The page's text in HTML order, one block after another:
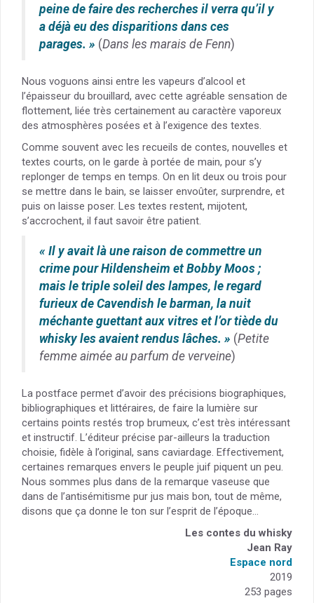
peine de faire des recherches il verra qu’il y
a déjà eu des disparitions dans ces
parages. » (Dans les marais de Fenn)
Nous voguons ainsi entre les vapeurs d’alcool et
l’épaisseur du brouillard, avec cette agréable sensation de
flottement, liée très certainement au caractère vaporeux
des atmosphères posées et à l’exigence des textes.
Comme souvent avec les recueils de contes, nouvelles et
textes courts, on le garde à portée de main, pour s’y
replonger de temps en temps. On en lit deux ou trois pour
se mettre dans le bain, se laisser envoûter, surprendre, et
puis on laisse poser. Les textes restent, mijotent,
s’accrochent, il faut savoir être patient.
« Il y avait là une raison de commettre un
crime pour Hildensheim et Bobby Moos ;
mais le triple soleil des lampes, le regard
furieux de Cavendish le barman, la nuit
méchante guettant aux vitres et l’or tiède du
whisky les avaient rendus lâches. » (Petite
femme aimée au parfum de verveine)
La postface permet d’avoir des précisions biographiques,
bibliographiques et littéraires, de faire la lumière sur
certains points restés trop brumeux, c’est très intéressant
et instructif. L’éditeur précise par-ailleurs la traduction
choisie, fidèle à l’original, sans caviardage. Effectivement,
certaines remarques envers le peuple juif piquent un peu.
Nous sommes plus dans de la remarque vaseuse que
dans de l’antisémitisme pur jus mais bon, tout de même,
disons que ça donne le ton sur l’esprit de l’époque…
Les contes du whisky
Jean Ray
Espace nord
2019
253 pages